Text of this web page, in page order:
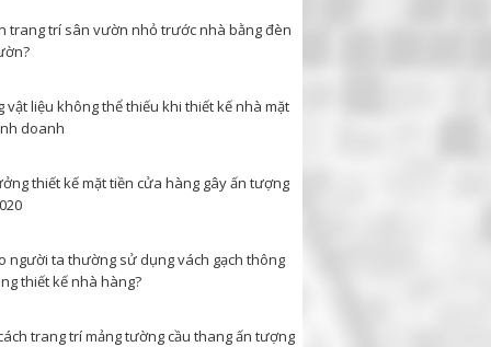
trang trí sân vườn nhỏ trước nhà bằng đèn
vật liệu không thể thiếu khi thiết kế nhà mặt
doanh
thiết kế mặt tiền cửa hàng gây ấn tượng
người ta thường sử dụng vách gạch thông
thiết kế nhà hàng?
trang trí mảng tường cầu thang ấn tượng